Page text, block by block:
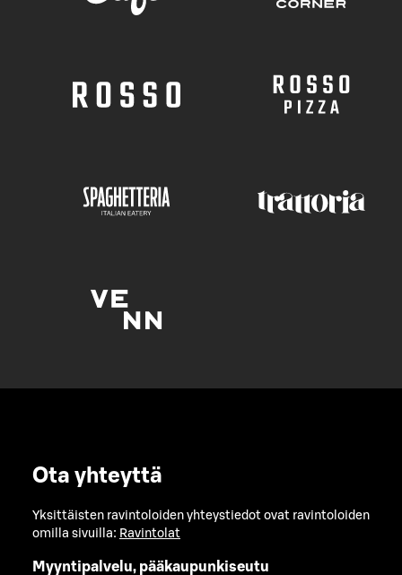
Ota yhteyttä
Yksittäisten ravintoloiden yhteystiedot ovat ravintoloiden
omilla sivuilla: Ravintolat
Myyntipalvelu, pääkaupunkiseutu